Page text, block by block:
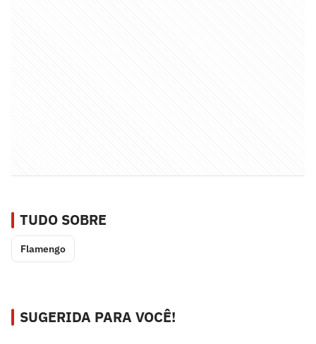
TUDO SOBRE
Flamengo
SUGERIDA PARA VOCÊ!